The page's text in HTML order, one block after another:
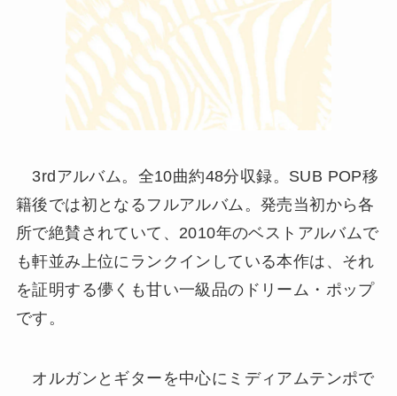
3rdアルバム。全10曲約48分収録。SUB POP移
籍後では初となるフルアルバム。発売当初から各
所で絶賛されていて、2010年のベストアルバムで
も軒並み上位にランクインしている本作は、それ
を証明する儚くも甘い一級品のドリーム・ポップ
です。
オルガンとギターを中心にミディアムテンポで